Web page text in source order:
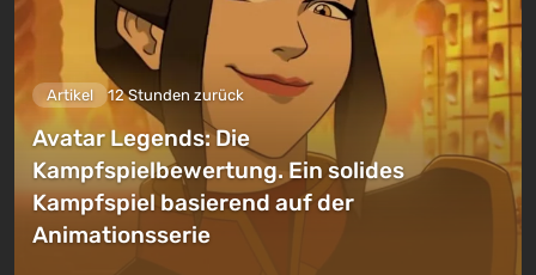
Artikel 12 Stunden zurück
Avatar Legends: Die
Kampfspielbewertung. Ein solides
Kampfspiel basierend auf der
Animationsserie